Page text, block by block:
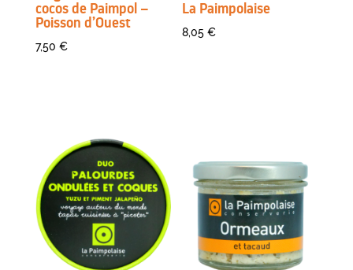
cocos de Paimpol –
Poisson d’Ouest
7,50 €
La Paimpolaise
8,05€